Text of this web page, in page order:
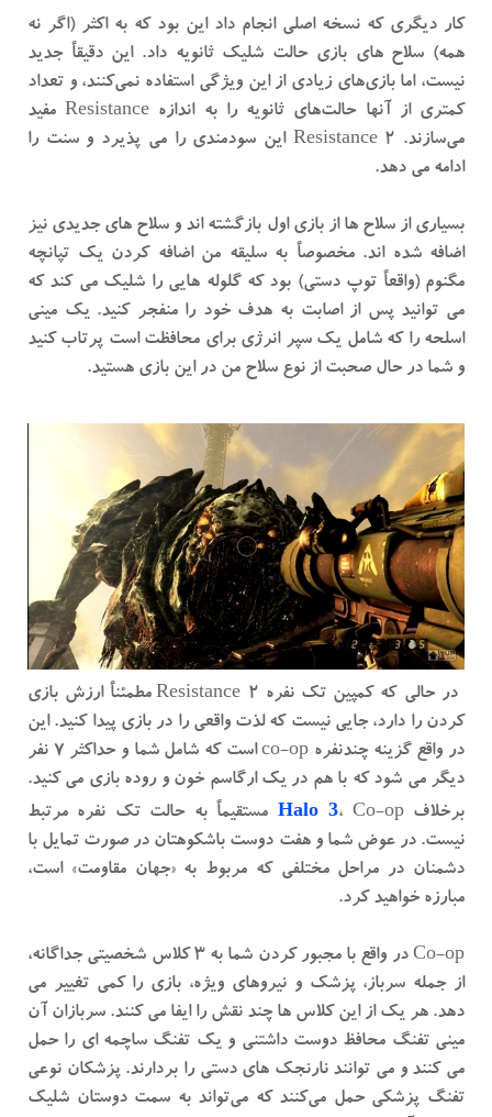
کار دیگری که نسخه اصلی انجام داد این بود که به اکثر (اگر نه
همه) سلاح های بازی حالت شلیک ثانویه داد. این دقیقاً جدید
نیست، اما بازی‌های زیادی از این ویژگی استفاده نمی‌کنند، و تعداد
کمتری از آنها حالت‌های ثانویه را به اندازه Resistance مفید
می‌سازند. Resistance 2 این سودمندی را می پذیرد و سنت را
ادامه می دهد.
بسیاری از سلاح ها از بازی اول بازگشته اند و سلاح های جدیدی نیز
اضافه شده اند. مخصوصاً به سلیقه من اضافه کردن یک تپانچه
مگنوم (واقعاً توپ دستی) بود که گلوله هایی را شلیک می کند که
می توانید پس از اصابت به هدف خود را منفجر کنید. یک مینی
اسلحه را که شامل یک سپر انرژی برای محافظت است پرتاب کنید
و شما در حال صحبت از نوع سلاح من در این بازی هستید.
در حالی که کمپین تک نفره Resistance 2 مطمئناً ارزش بازی
کردن را دارد، جایی نیست که لذت واقعی را در بازی پیدا کنید. این
در واقع گزینه چندنفره co-op است که شامل شما و حداکثر 7 نفر
دیگر می شود که با هم در یک ارگاسم خون و روده بازی می کنید.
برخلاف
Halo 3 ، Co-op مستقیماً به حالت تک نفره مرتبط
نیست. در عوض شما و هفت دوست باشکوهتان در صورت تمایل با
دشمنان در مراحل مختلفی که مربوط به «جهان مقاومت» است،
مبارزه خواهید کرد.
Co-op در واقع با مجبور کردن شما به 3 کلاس شخصیتی جداگانه،
از جمله سرباز، پزشک و نیروهای ویژه، بازی را کمی تغییر می
دهد. هر یک از این کلاس ها چند نقش را ایفا می کنند. سربازان آن
مینی تفنگ محافظ دوست داشتنی و یک تفنگ ساچمه ای را حمل
می کنند و می توانند نارنجک های دستی را بردارند. پزشکان نوعی
تفنگ پزشکی حمل می‌کنند که می‌تواند به سمت دوستان شلیک